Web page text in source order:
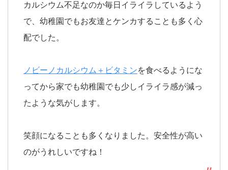
カルシウム不足なのか毎日イライラしているよう
で、幼稚園でもお友達とケンカすることも多く心
配でした。
ノビーノカルシウム＋ビタミンを食べるようにな
ってから家でも幼稚園でも少しイライラ感が減っ
たような気がします。
笑顔になることも多くなりました。安全性が高い
のがうれしいですね！